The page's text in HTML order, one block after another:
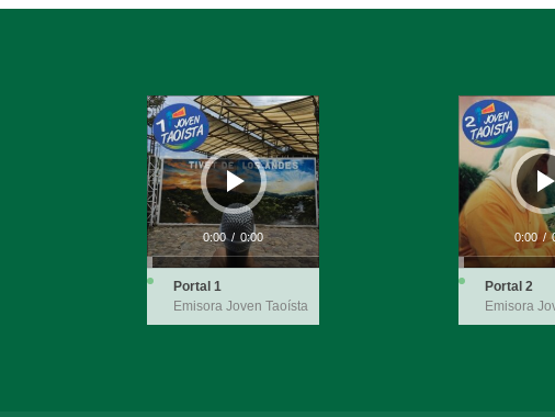
Reproductor
de
audio
0:00 / 0:00
Portal 1
Emisora Joven Taoísta
Reproductor
de
audio
0:00 /
Portal 2
Emisora